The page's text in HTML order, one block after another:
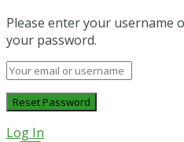
Please enter your username
your password.
Log In